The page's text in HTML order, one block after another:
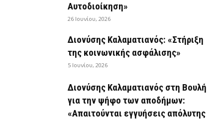
Αυτοδιοίκηση»
26 Ιουνίου, 2026
Διονύσης Καλαματιανός: «Στήριξη
της κοινωνικής ασφάλισης»
5 Ιουνίου, 2026
Διονύσης Καλαματιανός στη Βουλή
για την ψήφο των αποδήμων:
«Απαιτούνται εγγυήσεις απόλυτης